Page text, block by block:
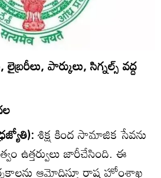
లైబ్రరీలు, పార్కులు, సిగ్నల్స్‌ వద్ద
శిక్ష కింద సామాజిక సేవను
ఉత్తర్వులు జారీచేసింది. ఈ
ఆమోదిస్తూ రాష్ట్ర హోంశాఖ